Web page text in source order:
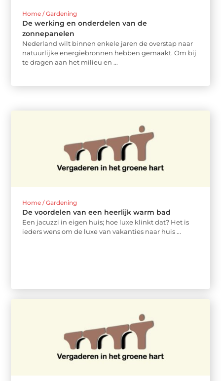
Home / Gardening
De werking en onderdelen van de
zonnepanelen
Nederland wilt binnen enkele jaren de overstap naar
natuurlijke energiebronnen hebben gemaakt. Om bij
te dragen aan het milieu en ...
Home / Gardening
De voordelen van een heerlijk warm bad
Een jacuzzi in eigen huis; hoe luxe klinkt dat? Het is
ieders wens om de luxe van vakanties naar huis ...